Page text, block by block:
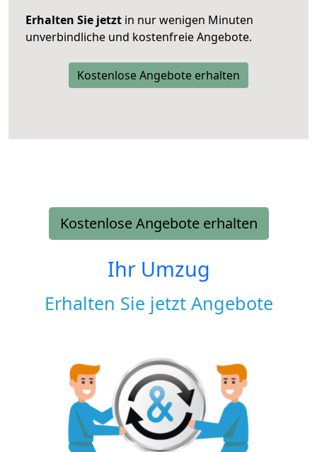
Erhalten Sie jetzt in nur wenigen Minuten
unverbindliche und kostenfreie Angebote.
Kostenlose Angebote erhalten
Kostenlose Angebote erhalten
Ihr Umzug
Erhalten Sie jetzt Angebote